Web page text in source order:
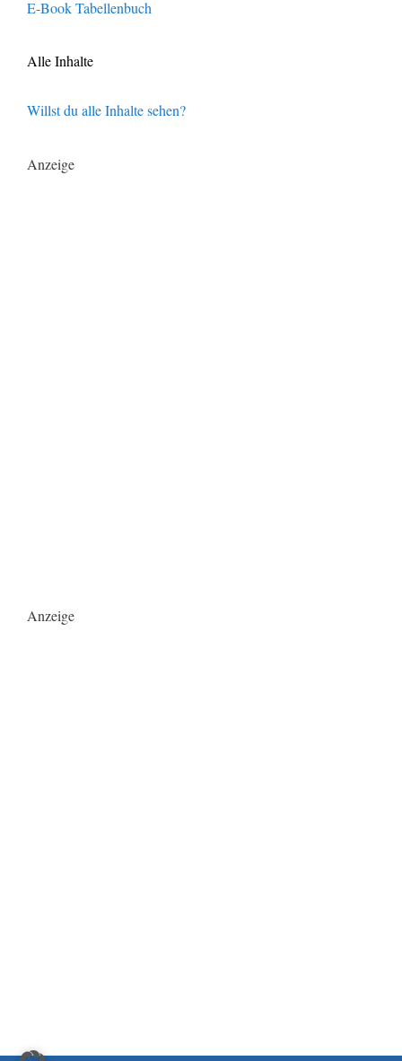
E-Book Tabellenbuch
Alle Inhalte
Willst du alle Inhalte sehen?
Anzeige
Anzeige